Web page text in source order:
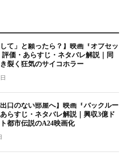
して」と願ったら？】映画『オブセッ
価・あらすじ・ネタバレ解説｜同
裂く狂気のサイコホラー
出口のない部屋へ】映画『バックルー
らすじ・ネタバレ解説｜興収3億ド
都市伝説のA24映画化